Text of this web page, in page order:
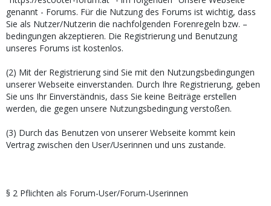
genannt - Forums. Für die Nutzung des Forums ist wichtig, dass
Sie als Nutzer/Nutzerin die nachfolgenden Forenregeln bzw. –
bedingungen akzeptieren. Die Registrierung und Benutzung
unseres Forums ist kostenlos.
(2) Mit der Registrierung sind Sie mit den Nutzungsbedingungen
unserer Webseite einverstanden. Durch Ihre Registrierung, geben
Sie uns Ihr Einverständnis, dass Sie keine Beiträge erstellen
werden, die gegen unsere Nutzungsbedingung verstoßen.
(3) Durch das Benutzen von unserer Webseite kommt kein
Vertrag zwischen den User/Userinnen und uns zustande.
§ 2 Pflichten als Forum-User/Forum-Userinnen